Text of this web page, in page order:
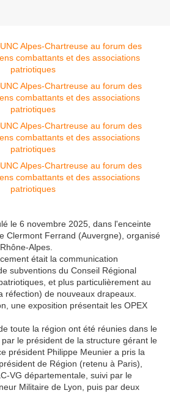
le 6 novembre 2025, dans l'enceinte
Clermont Ferrand (Auvergne), organisé
Alpes.
était la communication
subventions du Conseil Régional
et plus particulièrement au
réfection) de nouveaux drapeaux.
une exposition présentait les OPEX
toute la région ont été réunies dans le
le président de la structure gérant le
président Philippe Meunier a pris la
de Région (retenu à Paris),
VG départementale, suivi par le
Militaire de Lyon, puis par deux